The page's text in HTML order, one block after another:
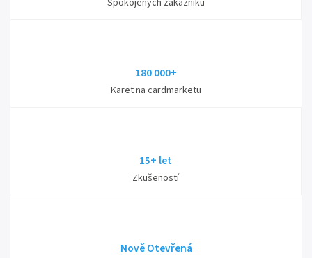
Spokojených zákazníků
180 000+
Karet na cardmarketu
15+ let
Zkušeností
Nově Otevřená